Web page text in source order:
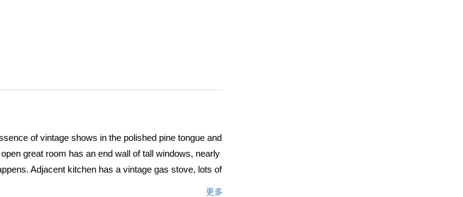
of vintage shows in the polished pine tongue and
great room has an end wall of tall windows, nearly
Adjacent kitchen has a vintage gas stove, lots of
更多